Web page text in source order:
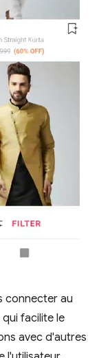
connecter au
facilite le
avec d'autres